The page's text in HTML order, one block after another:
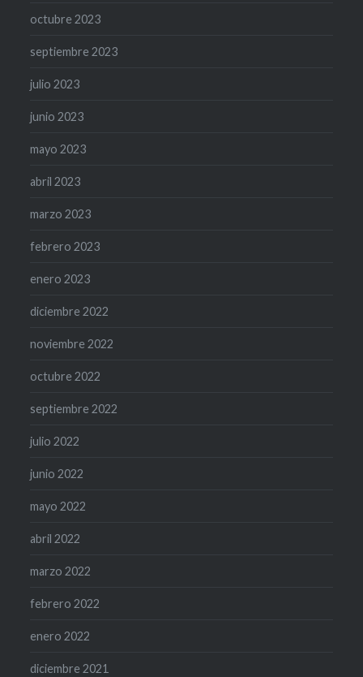
octubre 2023
septiembre 2023
julio 2023
junio 2023
mayo 2023
abril 2023
marzo 2023
febrero 2023
enero 2023
diciembre 2022
noviembre 2022
octubre 2022
septiembre 2022
julio 2022
junio 2022
mayo 2022
abril 2022
marzo 2022
febrero 2022
enero 2022
diciembre 2021